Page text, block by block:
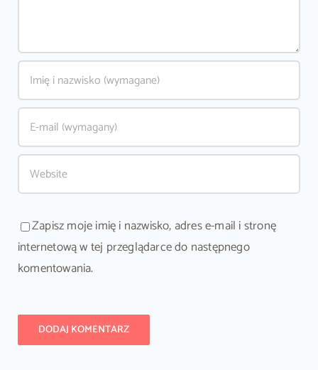
Zapisz moje imię i nazwisko, adres e-mail i stronę
internetową w tej przeglądarce do następnego
komentowania.